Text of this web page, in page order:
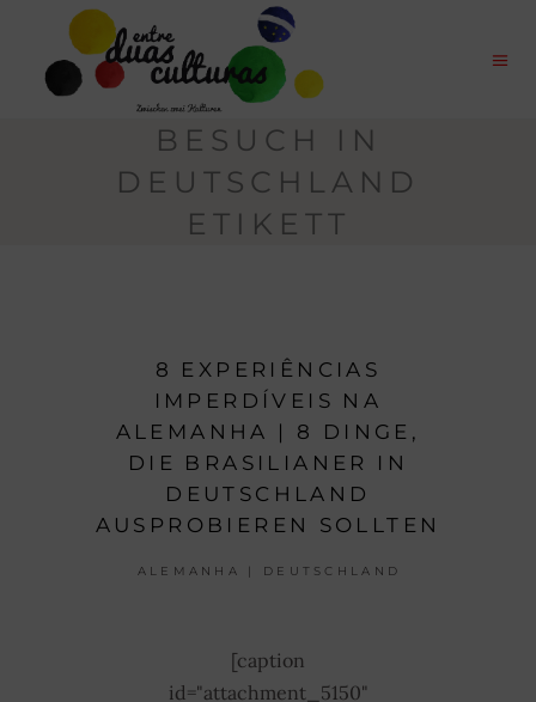
BESUCH IN
DEUTSCHLAND
ETIKETT
8 EXPERIÊNCIAS
IMPERDÍVEIS NA
ALEMANHA | 8 DINGE,
DIE BRASILIANER IN
DEUTSCHLAND
AUSPROBIEREN SOLLTEN
ALEMANHA | DEUTSCHLAND
[caption
id="attachment_5150"